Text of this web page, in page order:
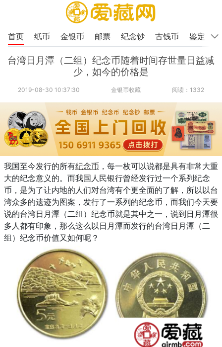
首页 纸币 金银币 邮票 纪念钞 古钱币 鉴定
台湾日月潭（二组）纪念币随着时间存世量日益减
少，如今的价格是
2019-08-30 10:37:30 金银币收藏 阅读：1332
我国至今发行的所有纪念币 ，每一枚可以说都是具有非常大重
大的纪念意义的。而我国人民银行曾经发行过一个系列纪念
币，是为了让内地的人们对台湾有个更全面的了解，所以以台
湾众多的遗迹为图案，发行了一系列的纪念币，而我们今天要
说的台湾日月潭（二组）纪念币就是其中之一，说到日月潭很
多人都有印象，那么这么以日月潭而发行的台湾日月潭（二
组）纪念币价值又如何呢？